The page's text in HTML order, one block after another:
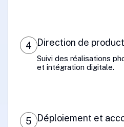
4 Direction de
Suivi des réalisations
et intégration digitale.
5 Déploiement et